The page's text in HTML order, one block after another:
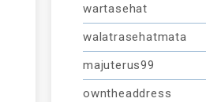
wartasehat
walatrasehatmata
majuterus99
owntheaddress